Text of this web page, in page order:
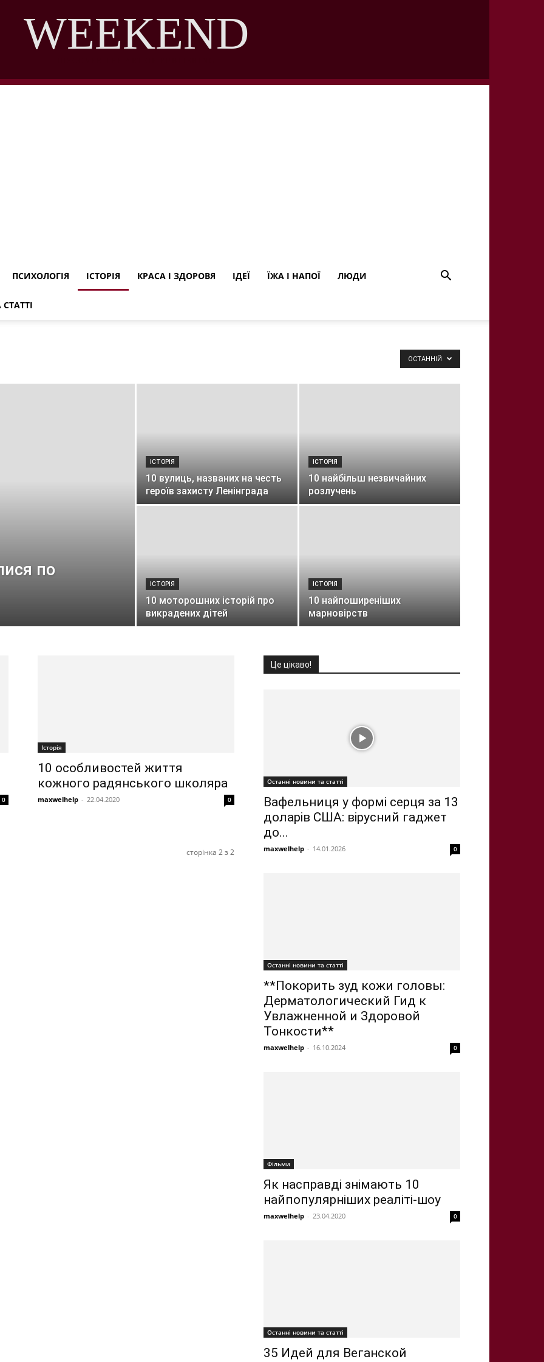
WEEKEND
ПСИХОЛОГІЯ ІСТОРІЯ КРАСА І ЗДОРОВЯ ІДЕЇ ЇЖА І НАПОЇ ЛЮДИ
ОСТАННІЙ
по
ІСТОРІЯ
10 вулиць, названих на честь
героїв захисту Ленінграда
ІСТОРІЯ
10 найбільш незвичайних
розлучень
ІСТОРІЯ
10 моторошних історій про
викрадених дітей
ІСТОРІЯ
10 найпоширеніших
марновірств
0
Історія
10 особливостей життя
кожного радянського школяра
maxwelhelp - 22.04.2020 0
сторінка 2 з 2
Це цікаво!
Останні новини та статті
Вафельниця у формі серця за 13
доларів США: вірусний гаджет
до...
maxwelhelp - 14.01.2026 0
Останні новини та статті
**Покорить зуд кожи головы:
Дерматологический Гид к
Увлажненной и Здоровой
Тонкости**
maxwelhelp - 16.10.2024 0
Фільми
Як насправді знімають 10
найпопулярніших реаліті-шоу
maxwelhelp - 23.04.2020 0
Останні новини та статті
35 Идей для Веганской